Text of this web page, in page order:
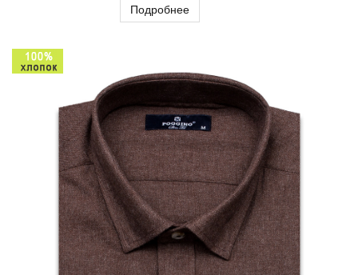
Подробнее